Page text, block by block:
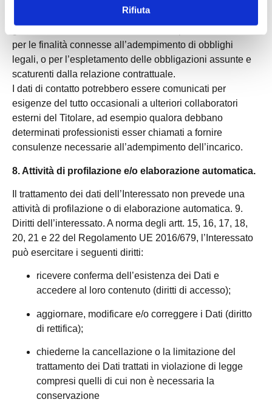
Rifiuta
legittimati per legge a ricevere tali informazioni, autorità
per le finalità connesse all’adempimento di obblighi
legali, o per l’espletamento delle obbligazioni assunte e
scaturenti dalla relazione contrattuale.
I dati di contatto potrebbero essere comunicati per
esigenze del tutto occasionali a ulteriori collaboratori
esterni del Titolare, ad esempio qualora debbano
determinati professionisti esser chiamati a fornire
consulenze necessarie all’adempimento dell’incarico.
8. Attività di profilazione e/o elaborazione automatica.
Il trattamento dei dati dell’Interessato non prevede una
attività di profilazione o di elaborazione automatica. 9.
Diritti dell’interessato. A norma degli artt. 15, 16, 17, 18,
20, 21 e 22 del Regolamento UE 2016/679, l’Interessato
può esercitare i seguenti diritti:
ricevere conferma dell’esistenza dei Dati e
accedere al loro contenuto (diritti di accesso);
aggiornare, modificare e/o correggere i Dati (diritto
di rettifica);
chiederne la cancellazione o la limitazione del
trattamento dei Dati trattati in violazione di legge
compresi quelli di cui non è necessaria la
conservazione